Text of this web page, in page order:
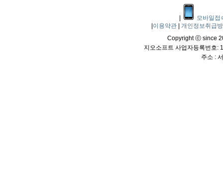
모바일접
이용약관
개인정보취급
Copyright ⓒ since
지오소프트 사업자등록번호:
주소 :